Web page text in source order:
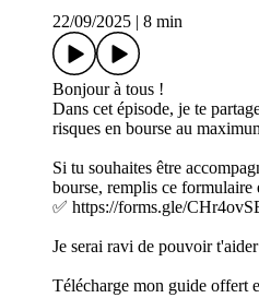
22/09/2025
8 min
Bonjour à tous !
Dans cet épisode, je te
risques en bourse au
Si tu souhaites être
bourse, remplis ce formulaire
✅ https://forms.gle/
Je serai ravi de pouvoir
Télécharge mon guide offert